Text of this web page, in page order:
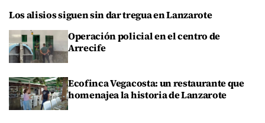
Los alisios siguen sin dar tregua en Lanzarote
Operación policial en el centro de
Arrecife
Ecofinca Vegacosta: un restaurante que
homenajea la historia de Lanzarote